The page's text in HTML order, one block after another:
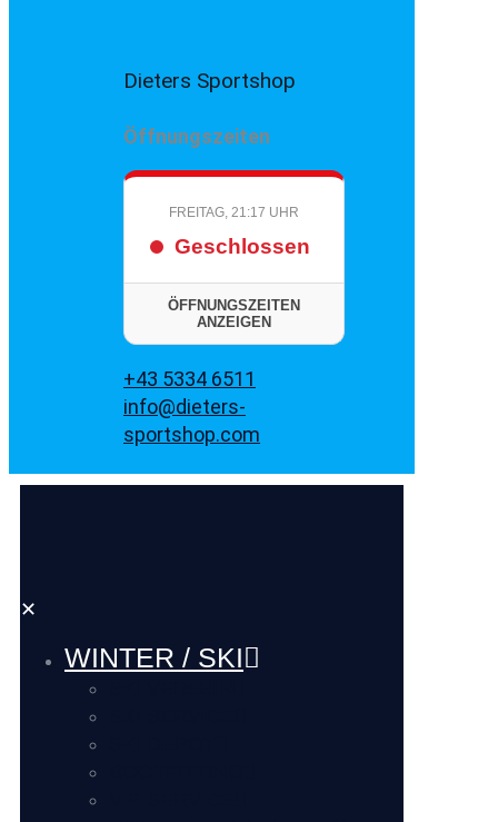
Dieters Sportshop
Öffnungszeiten
FREITAG, 21:17 UHR
Geschlossen
ÖFFNUNGSZEITEN
ANZEIGEN
+43 5334 6511
info@dieters-
sportshop.com
✕
WINTER / SKI